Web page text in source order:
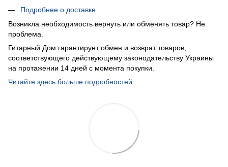
Подробнее о доставке
Возникла необходимость вернуть или обменять товар? Не
проблема.
Гитарный Дом гарантирует обмен и возврат товаров,
соответствующего действующему законодательству Украины
на протажении 14 дней с момента покупки.
Читайте здесь больше подробностей.